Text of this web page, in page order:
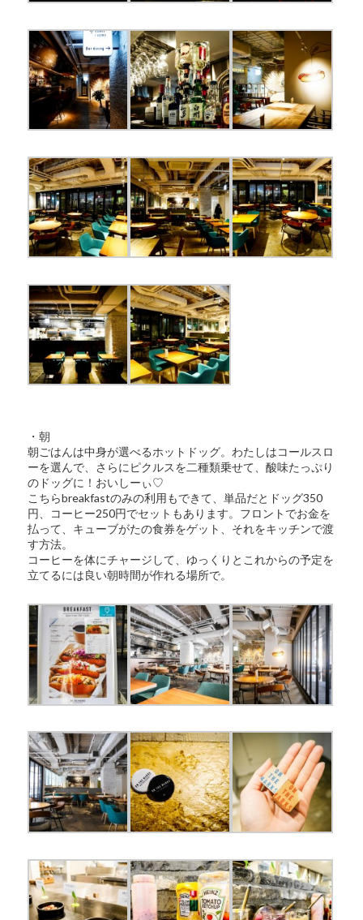
・朝
朝ごはんは中身が選べるホットドッグ。わたしはコールスロ
ーを選んで、さらにピクルスを二種類乗せて、酸味たっぷり
のドッグに！おいしーぃ♡
こちらbreakfastのみの利用もできて、単品だとドッグ350
円、コーヒー250円でセットもあります。フロントでお金を
払って、キューブがたの食券をゲット、それをキッチンで渡
す方法。
コーヒーを体にチャージして、ゆっくりとこれからの予定を
立てるには良い朝時間が作れる場所で。